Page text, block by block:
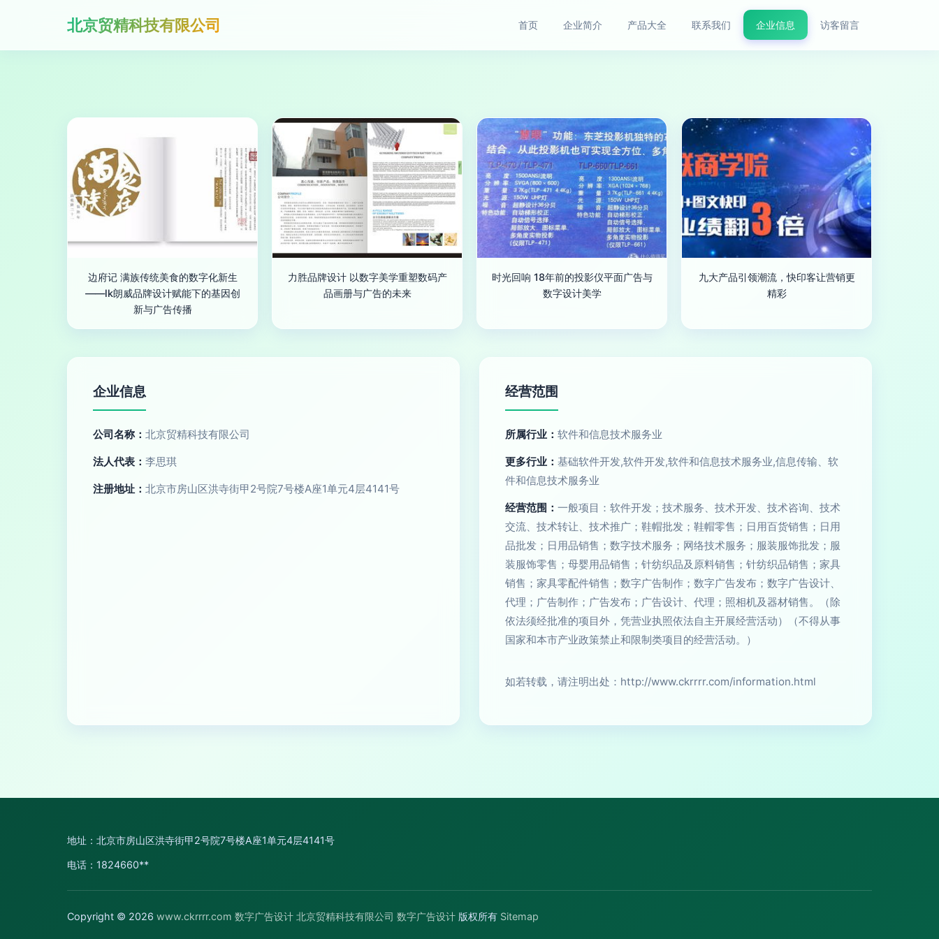
北京贸精科技有限公司 首页 企业简介 产品大全 联系我们 企业信息 访客留言
边府记 满族传统美食的数字化新生
——lk朗威品牌设计赋能下的基因创
新与广告传播
力胜品牌设计 以数字美学重塑数码产
品画册与广告的未来
时光回响 18年前的投影仪平面广告与
数字设计美学
九大产品引领潮流，快印客让营销更
精彩
企业信息
公司名称： 北京贸精科技有限公司
法人代表： 李思琪
注册地址： 北京市房山区洪寺街甲2号院7号楼A座1单元4层4141号
经营范围
所属行业： 软件和信息技术服务业
更多行业： 基础软件开发,软件开发,软件和信息技术服务业,信息传输、软
件和信息技术服务业
经营范围： 一般项目：软件开发；技术服务、技术开发、技术咨询、技术
交流、技术转让、技术推广；鞋帽批发；鞋帽零售；日用百货销售；日用
品批发；日用品销售；数字技术服务；网络技术服务；服装服饰批发；服
装服饰零售；母婴用品销售；针纺织品及原料销售；针纺织品销售；家具
销售；家具零配件销售；数字广告制作；数字广告发布；数字广告设计、
代理；广告制作；广告发布；广告设计、代理；照相机及器材销售。（除
依法须经批准的项目外，凭营业执照依法自主开展经营活动）（不得从事
国家和本市产业政策禁止和限制类项目的经营活动。）
如若转载，请注明出处：http://www.ckrrrr.com/information.html
地址：北京市房山区洪寺街甲2号院7号楼A座1单元4层4141号
电话：1824660**
Copyright © 2026 www.ckrrrr.com 数字广告设计 北京贸精科技有限公司 数字广告设计 版权所有 Sitemap